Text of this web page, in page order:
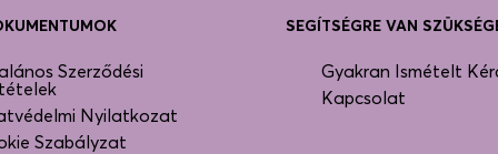
Szerződési
Nyilatkozat
Szabályzat
SEGÍTSÉGRE VAN
Gyakran Ismételt
Kapcsolat